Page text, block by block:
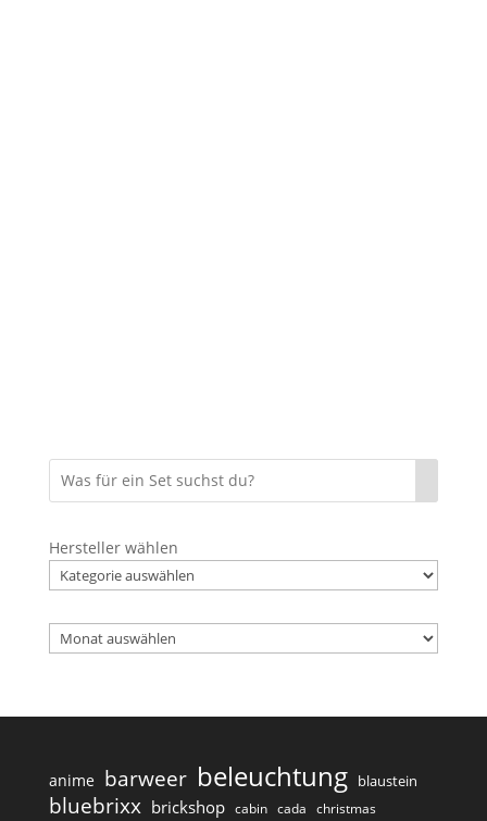
Hersteller wählen
Archiv
anime barweer beleuchtung blaustein
bluebrixx brickshop cabin cada christmas